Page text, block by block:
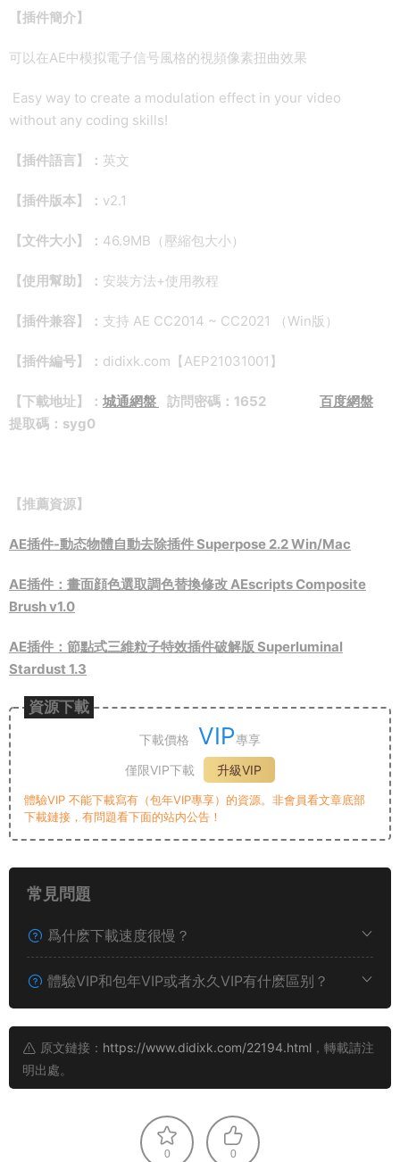
【插件簡介】
可以在AE中模拟電子信号風格的視頻像素扭曲效果
Easy way to create a modulation effect in your video
without any coding skills!
【插件語言】： 英文
【插件版本】： v2.1
【文件大小】： 46.9MB（壓縮包大小）
【使用幫助】： 安裝方法+使用教程
【插件兼容】： 支持 AE CC2014 ~ CC2021 （Win版）
【插件編号】： didixk.com【AEP21031001】
【下載地址】： 城通網盤 訪問密碼：1652 百度網盤
提取碼：syg0
【推薦資源】
AE插件-動态物體自動去除插件 Superpose 2.2 Win/Mac
AE插件：畫面顔色選取調色替換修改 AEscripts Composite
Brush v1.0
AE插件：節點式三維粒子特效插件破解版 Superluminal
Stardust 1.3
資源下載
下載價格 VIP專享
僅限VIP下載
升級VIP
體驗VIP 不能下載寫有（包年VIP專享）的資源。非會員看文章底部
下載鏈接，有問題看下面的站内公告！
常見問題
爲什麽下載速度很慢？
體驗VIP和包年VIP或者永久VIP有什麽區别？
原文鏈接： https://www.didixk.com/22194.html ，轉載請注
明出處。
0 0